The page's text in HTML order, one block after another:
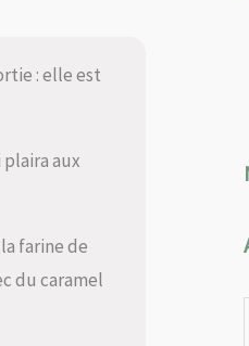
: elle est
aux
farine de
du caramel